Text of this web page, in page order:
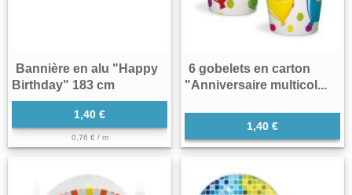
Bannière en alu "Happy
Birthday" 183 cm
1,40 €
0,76 € / m
6 gobelets en carton
"Anniversaire multicol...
1,40 €